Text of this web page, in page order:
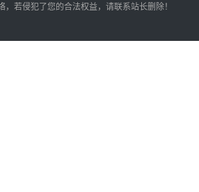
，若侵犯了您的合法权益，请联系站长删除！